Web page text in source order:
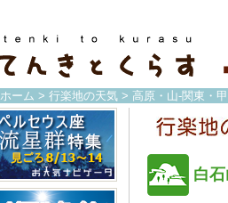
ホーム > 行楽地の天気 > 高原・山-関東・
白